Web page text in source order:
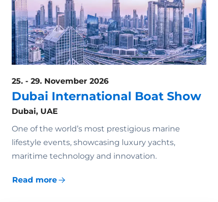
25. - 29. November 2026
Dubai International Boat Show
Dubai, UAE
One of the world’s most prestigious marine
lifestyle events, showcasing luxury yachts,
maritime technology and innovation.
Read more